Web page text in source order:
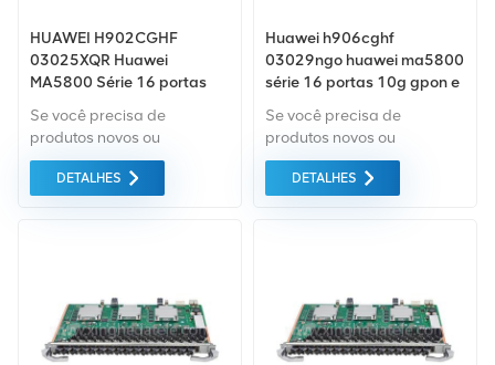
HUAWEI H902CGHF
03025XQR Huawei
MA5800 Série 16 portas
Se você precisa de
produtos novos ou
renovados, leva em
consideração garantia
apenas equipamentos de
possível.
DETALHES
Huawei h906cghf
03029ngo huawei ma5800
série 16 portas 10g gpon e
interface olt com módulo
óptico xgpon & gpon n2a
Se você precisa de
produtos novos ou
renovados, leva em
consideração garantia
apenas equipamentos de
possível.
DETALHES